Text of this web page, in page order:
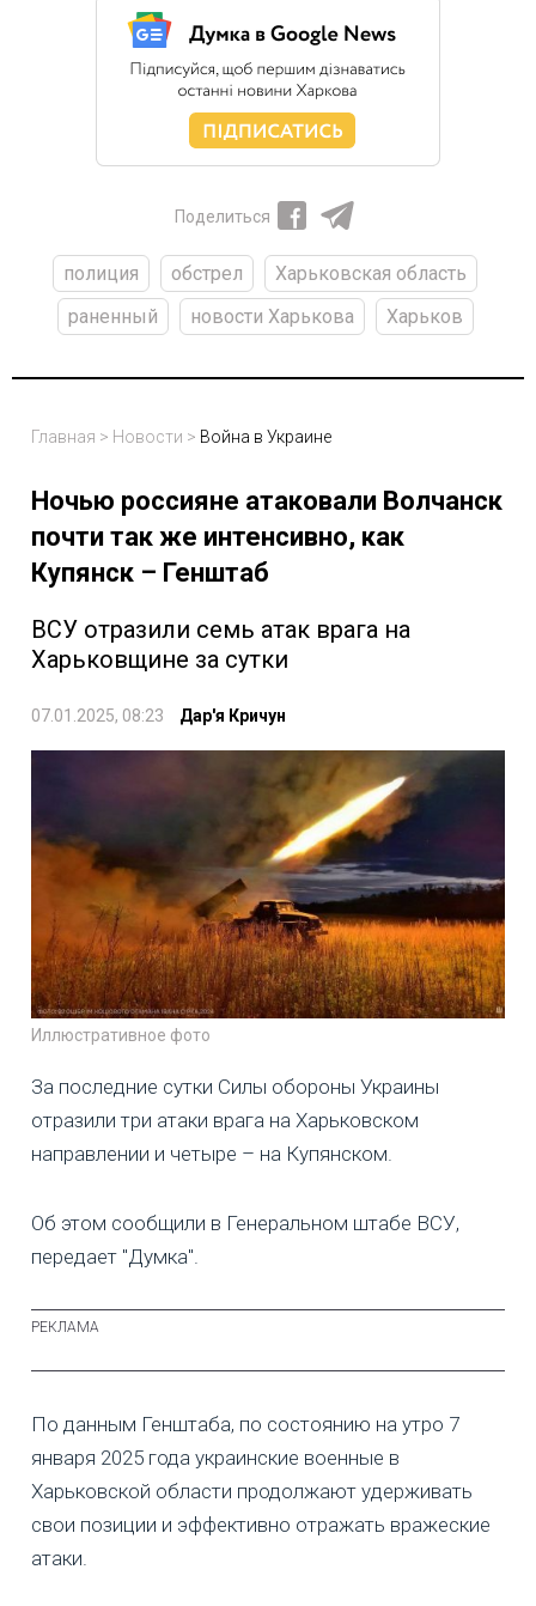
Поделиться
полиция обстрел
Харьковская область
раненный
новости Харькова Харьков
Главная > Новости > Война в Украине
Ночью россияне атаковали Волчанск
почти так же интенсивно, как
Купянск – Генштаб
ВСУ отразили семь атак врага на
Харьковщине за сутки
07.01.2025, 08:23 Дар'я Кричун
Иллюстративное фото
За последние сутки Силы обороны Украины
отразили три атаки врага на Харьковском
направлении и четыре – на Купянском.
Об этом сообщили в Генеральном штабе ВСУ,
передает "Думка".
По данным Генштаба, по состоянию на утро 7
января 2025 года украинские военные в
Харьковской области продолжают удерживать
свои позиции и эффективно отражать вражеские
атаки.